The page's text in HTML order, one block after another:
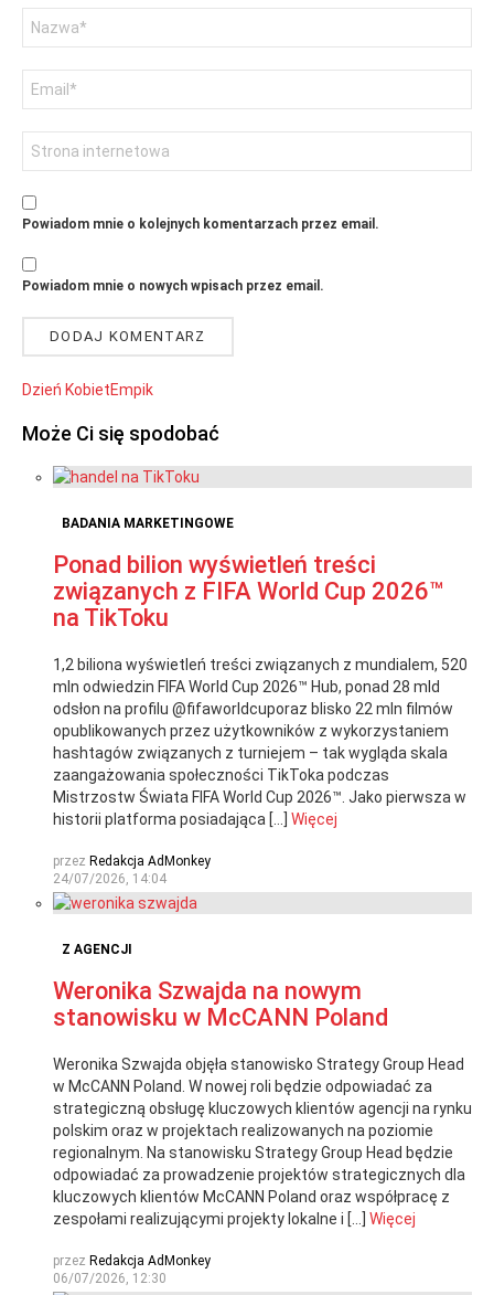
email
internetowa
Powiadom mnie o kolejnych komentarzach przez email.
Powiadom mnie o nowych wpisach przez email.
Dzień KobietEmpik
Może Ci się spodobać
BADANIA MARKETINGOWE
Ponad bilion wyświetleń treści
związanych z FIFA World Cup 2026™
na TikToku
1,2 biliona wyświetleń treści związanych z mundialem, 520
mln odwiedzin FIFA World Cup 2026™ Hub, ponad 28 mld
odsłon na profilu @fifaworldcuporaz blisko 22 mln filmów
opublikowanych przez użytkowników z wykorzystaniem
hashtagów związanych z turniejem – tak wygląda skala
zaangażowania społeczności TikToka podczas
Mistrzostw Świata FIFA World Cup 2026™. Jako pierwsza w
historii platforma posiadająca […] Więcej
przez Redakcja AdMonkey
24/07/2026, 14:04
Z AGENCJI
Weronika Szwajda na nowym
stanowisku w McCANN Poland
Weronika Szwajda objęła stanowisko Strategy Group Head
w McCANN Poland. W nowej roli będzie odpowiadać za
strategiczną obsługę kluczowych klientów agencji na rynku
polskim oraz w projektach realizowanych na poziomie
regionalnym. Na stanowisku Strategy Group Head będzie
odpowiadać za prowadzenie projektów strategicznych dla
kluczowych klientów McCANN Poland oraz współpracę z
zespołami realizującymi projekty lokalne i […] Więcej
przez Redakcja AdMonkey
06/07/2026, 12:30